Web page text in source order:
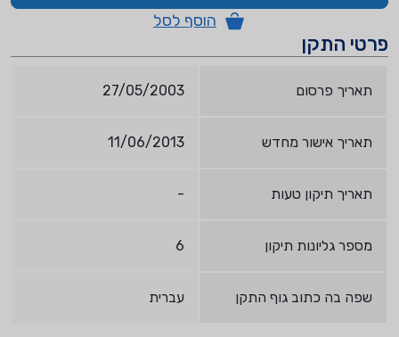
הוסף לסל
פרטי התקן
תאריך פרסום 27/05/2003
תאריך אישור מחדש 11/06/2013
תאריך תיקון טעות -
מספר גליונות תיקון 6
שפה בה כתוב גוף התקן עברית